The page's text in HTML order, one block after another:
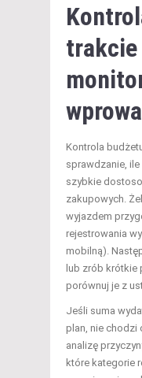
trakcie
Kontrola
sprawdzanie,
szybkie
zakupowych.
wyjazdem
rejestrowania
mobilną).
lub zrób krótkie
porównuj je z
Jeśli suma
plan, nie chodzi
analizę
które kategorie